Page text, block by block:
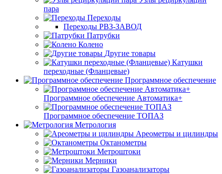
пара
Переходы
Переходы РВЗ-ЗАВОД
Патрубки
Колено
Другие товары
Катушки
переходные (Фланцевые)
Программное обеспечение
Программное обеспечение Автоматика+
Программное обеспечение ТОПАЗ
Метрология
Ареометры и цилиндры
Октанометры
Метроштоки
Мерники
Газоанализаторы